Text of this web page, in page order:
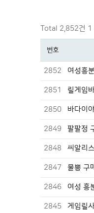
Total 2,852건 1
번호
2852 여성흥
2851 릴게임
2850 바다이
2849 팔팔정
2848 씨알리
2847 물뽕 구
2846 여성 흥
2845 게임릴